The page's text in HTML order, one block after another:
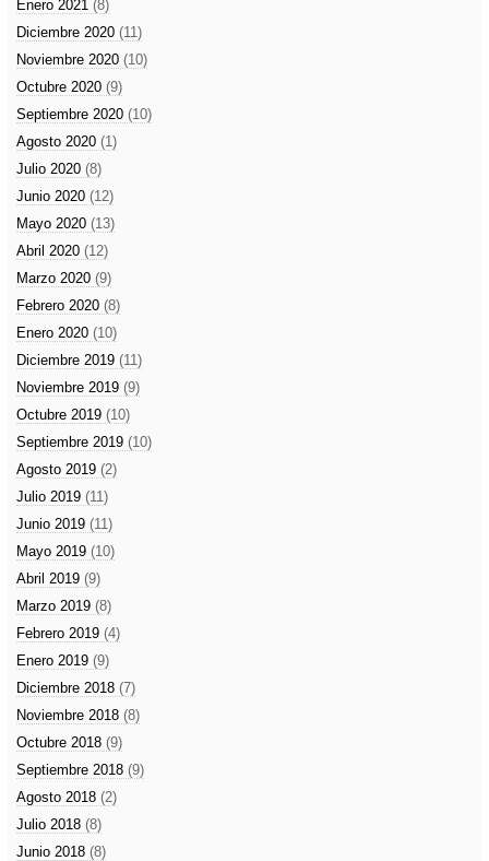
Enero 2021 (8)
Diciembre 2020 (11)
Noviembre 2020 (10)
Octubre 2020 (9)
Septiembre 2020 (10)
Agosto 2020 (1)
Julio 2020 (8)
Junio 2020 (12)
Mayo 2020 (13)
Abril 2020 (12)
Marzo 2020 (9)
Febrero 2020 (8)
Enero 2020 (10)
Diciembre 2019 (11)
Noviembre 2019 (9)
Octubre 2019 (10)
Septiembre 2019 (10)
Agosto 2019 (2)
Julio 2019 (11)
Junio 2019 (11)
Mayo 2019 (10)
Abril 2019 (9)
Marzo 2019 (8)
Febrero 2019 (4)
Enero 2019 (9)
Diciembre 2018 (7)
Noviembre 2018 (8)
Octubre 2018 (9)
Septiembre 2018 (9)
Agosto 2018 (2)
Julio 2018 (8)
Junio 2018 (8)